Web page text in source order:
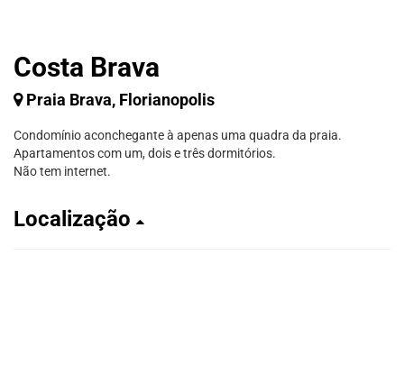
Costa Brava
Praia Brava, Florianopolis
Condomínio aconchegante à apenas uma quadra da praia.
Apartamentos com um, dois e três dormitórios.
Não tem internet.
Localização